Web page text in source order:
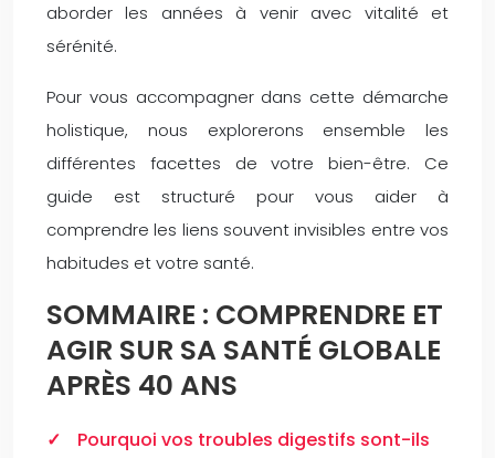
aborder les années à venir avec vitalité et
sérénité.
Pour vous accompagner dans cette démarche
holistique, nous explorerons ensemble les
différentes facettes de votre bien-être. Ce
guide est structuré pour vous aider à
comprendre les liens souvent invisibles entre vos
habitudes et votre santé.
SOMMAIRE : COMPRENDRE ET
AGIR SUR SA SANTÉ GLOBALE
APRÈS 40 ANS
Pourquoi vos troubles digestifs sont-ils